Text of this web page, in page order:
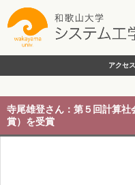
アクセス
寺尾雄登さん：第５回計算
賞）を受賞